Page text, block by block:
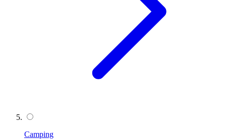
Camping